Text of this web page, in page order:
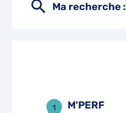
Ma recherche :
1 M'PERF